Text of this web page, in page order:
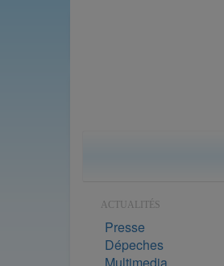
ACTUALITÉS
Presse
Dépeches
Multimedia